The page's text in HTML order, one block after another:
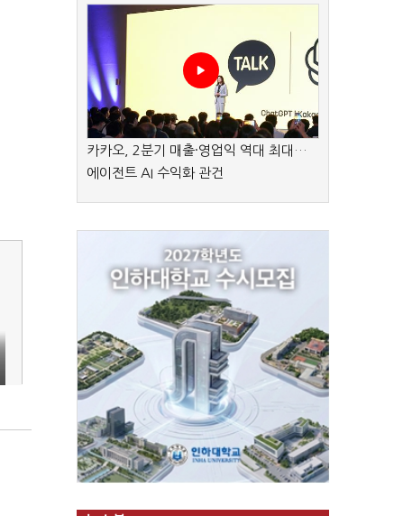
카카오, 2분기 매출·영업익 역대 최대…
에이전트 AI 수익화 관건